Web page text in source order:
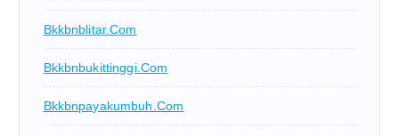
Bkkbnblitar.com
Bkkbnbukittinggi.com
Bkkbnpayakumbuh.com